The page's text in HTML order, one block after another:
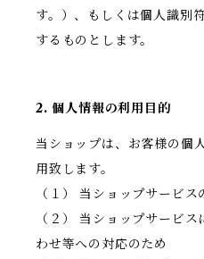
す。）、もしくは個人識別
するものとします。
2. 個人情報の利用目的
当ショップは、お客様の個
用致します。
（１） 当ショップサービス
（２） 当ショップサービ
わせ等への対応のため